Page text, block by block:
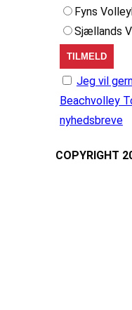
Fyns
Sjællands
Jeg vil
Beachvolley
nyhedsbreve
COPYRIGHT